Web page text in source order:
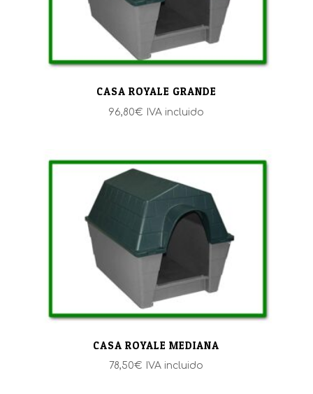
CASA ROYALE GRANDE
96,80€ IVA incluido
CASA ROYALE MEDIANA
78,50€ IVA incluido